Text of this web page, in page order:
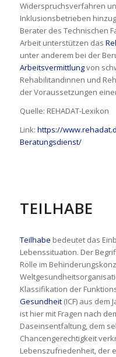
Widerspruchsverfahren
Inklusionsbetrieben
Berater des Technischen
Arbeit unterstützen das
unter anderem bei der
Arbeitsvermittlungvon
Rehabilitandinnen und
der Voraussetzungen
Quelle: REHADAT-Lexikon
Link: https://
Beratungsdienst/
TEILHABE
Teilhabe bedeutet das
Lebenssituation. Der
Rolle im
Klassifikation der
Gesundheit(ICF) aus dem
ist hier mit Fragen nach
Daseinsentfaltung, dem
Chancengerechtigkeit
Lebenszufriedenheit, der